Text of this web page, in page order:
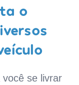
o
se livrar